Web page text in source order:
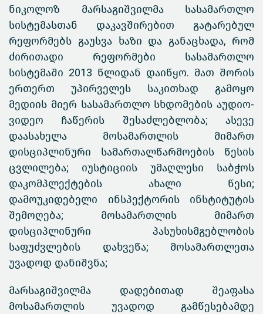
ნიკოლოზ მარსაგიშვილმა სასამართლო
სისტემასთან დაკავშირებით გატარებულ
რეფორმებს გაუსვა ხაზი და განაცხადა, რომ
ძირითადი რეფორმები სასამართლო
სისტემაში 2013 წლიდან დაიწყო. მათ შორის
ერთერთ უპირველეს საკითხად გამოყო
მედიის მიერ სასამართლო სხდომების აუდიო-
ვიდეო ჩაწერის შესაძლებლობა; ასევე
დაასახელა მოსამართლის მიმართ
დისციპლინური სამართალწარმოების წესის
ცვლილება; იუსტიციის უმაღლესი საბჭოს
დაკომპლექტების ახალი წესი;
დამოუკიდებელი ინსპექტორის ინსტიტუტის
შემოღება; მოსამართლის მიმართ
დისციპლინური პასუხისმგებლობის
საფუძვლების დახვეწა; მოსამართლეთა
უვადოდ დანიშვნა;
მარსაგიშვილმა დადებითად შეაფასა
მოსამართლის უვადოდ გამწესებამდე